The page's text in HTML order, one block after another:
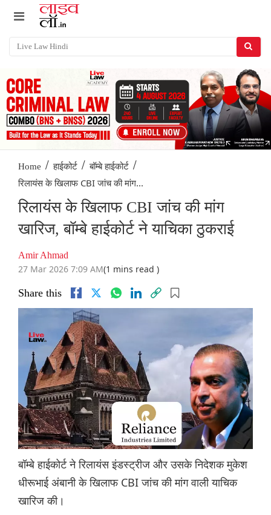
Home / हाईकोर्ट / बॉम्बे हाईकोर्ट /
रिलायंस के खिलाफ CBI जांच की मांग...
रिलायंस के खिलाफ CBI जांच की मांग
खारिज, बॉम्बे हाईकोर्ट ने याचिका ठुकराई
Amir Ahmad
27 Mar 2026 7:09 AM(1 mins read )
Share this
बॉम्बे हाईकोर्ट ने रिलायंस इंडस्ट्रीज और उसके निदेशक मुकेश
धीरूभाई अंबानी के खिलाफ CBI जांच की मांग वाली याचिक
खारिज की।